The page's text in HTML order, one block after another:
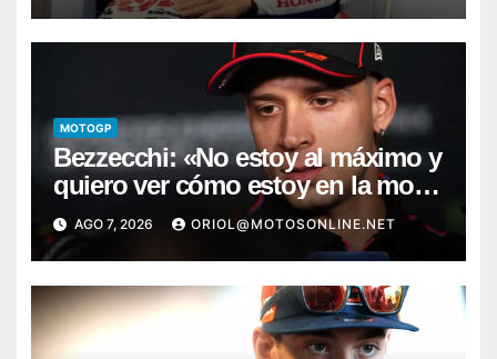
MOTOGP
Bezzecchi: «No estoy al máximo y
quiero ver cómo estoy en la moto;
desde Aragón será una guerra»
AGO 7, 2026 ORIOL@MOTOSONLINE.NET